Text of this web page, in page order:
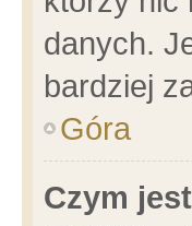
danych.
bardziej
Góra
Czym